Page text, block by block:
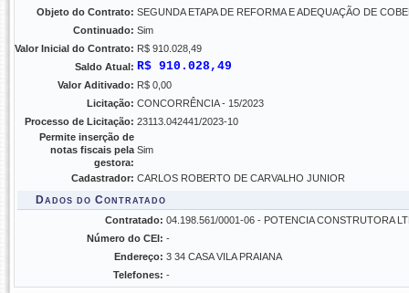
Objeto do Contrato: SEGUNDA ETAPA DE REFORMA E ADEQUAÇÃO DE
Continuado: Sim
Valor Inicial do Contrato: R$ 910.028,49
Saldo Atual: R$ 910.028,49
Valor Aditivado: R$ 0,00
Licitação: CONCORRÊNCIA - 15/2023
Processo de Licitação: 23113.042441/2023-10
Permite inserção de
notas fiscais pela
gestora:
Sim
Cadastrador: CARLOS ROBERTO DE CARVALHO JUNIOR
Dados do Contratado
Contratado: 04.198.561/0001-06 - POTENCIA CONSTRUTORA
Número do CEI: -
Endereço: 3 34 CASA VILA PRAIANA
Telefones: -